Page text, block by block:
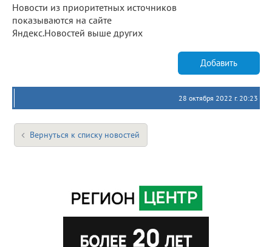
Новости из приоритетных источников
показываются на сайте
Яндекс.Новостей выше других
Добавить
28 октября 2022 г. 20:23
Вернуться к списку новостей